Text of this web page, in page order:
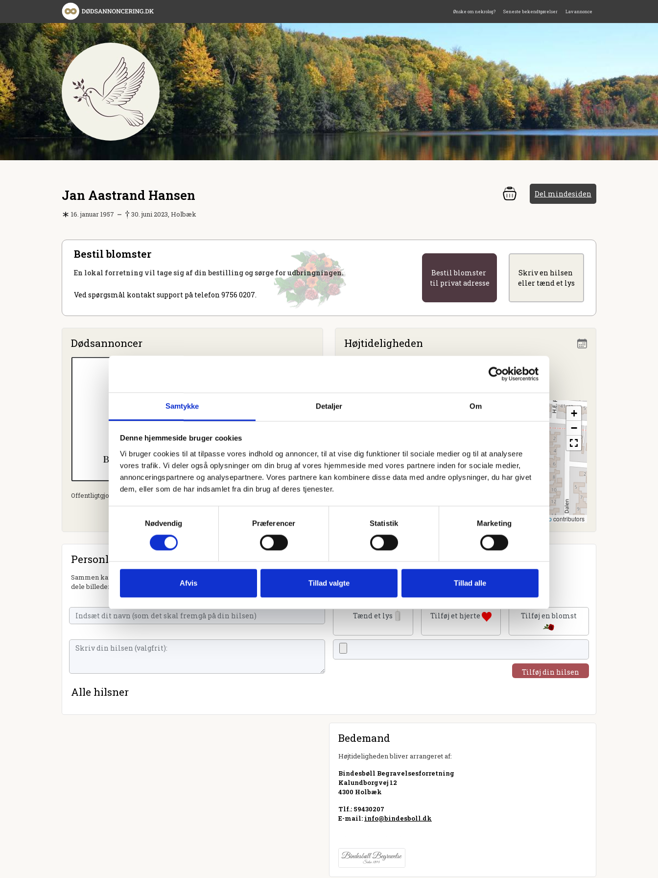
Samtykke Detaljer Om
Denne hjemmeside bruger cookies
Vi bruger cookies til at tilpasse vores indhold og annoncer, til at vise dig funktioner til sociale medier og til at analysere
vores trafik. Vi deler også oplysninger om din brug af vores hjemmeside med vores partnere inden for sociale medier,
annonceringspartnere og analysepartnere. Vores partnere kan kombinere disse data med andre oplysninger, du har givet
dem, eller som de har indsamlet fra din brug af deres tjenester.
Nødvendig
Præferencer Statistik Marketing
Afvis Tillad valgte Tillad alle
Ønske om nekrolog? Seneste bekendtgørelser Lav annonce
Jan Aastrand Hansen Del mindesiden
16. januar 1957 30. juni 2023, Holbæk
Bestil blomster
En lokal forretning vil tage sig af din bestilling og sørge for udbringningen.
Ved spørgsmål kontakt support på telefon 9756 0207.
Bestil blomster
til privat adresse
Skriv en hilsen
eller tænd et lys
Dødsannoncer
Offentligtgjort i Dødsannonce til mindeside d. 20. juli 2023 Se flere
Højtideligheden
+
−
Leaflet | OpenStreetMapcontributors
Personlig hilsen
Sammen kan vi mindes Jan Aastrand Hansen. Du kan tænde et lys, skrive et mindeord,
dele billeder og video eller blot sende et hjerte eller en rose
Tænd et lys Tilføj et hjerte Tilføj en blomst
Tilføj din hilsen
Alle hilsner
Bedemand
Højtideligheden bliver arrangeret af:
Bindesbøll Begravelsesforretning
Kalundborgvej 12
4300 Holbæk
Tlf.: 59430207
E-mail: info@bindesboll.dk